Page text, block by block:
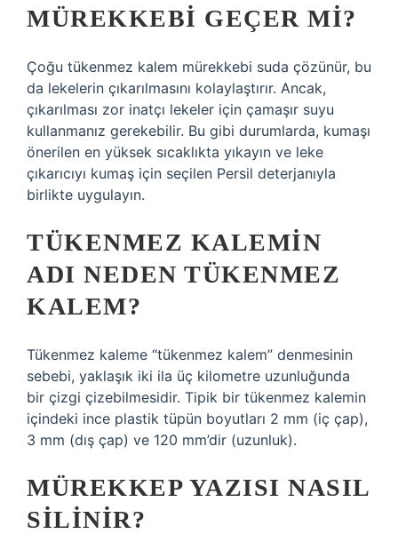
MÜREKKEBI GEÇER MI?
Çoğu tükenmez kalem mürekkebi suda çözünür, bu
da lekelerin çıkarılmasını kolaylaştırır. Ancak,
çıkarılması zor inatçı lekeler için çamaşır suyu
kullanmanız gerekebilir. Bu gibi durumlarda, kumaşı
önerilen en yüksek sıcaklıkta yıkayın ve leke
çıkarıcıyı kumaş için seçilen Persil deterjanıyla
birlikte uygulayın.
TÜKENMEZ KALEMIN
ADI NEDEN TÜKENMEZ
KALEM?
Tükenmez kaleme “tükenmez kalem” denmesinin
sebebi, yaklaşık iki ila üç kilometre uzunluğunda
bir çizgi çizebilmesidir. Tipik bir tükenmez kalemin
içindeki ince plastik tüpün boyutları 2 mm (iç çap),
3 mm (dış çap) ve 120 mm’dir (uzunluk).
MÜREKKEP YAZISI NASIL
SILINIR?